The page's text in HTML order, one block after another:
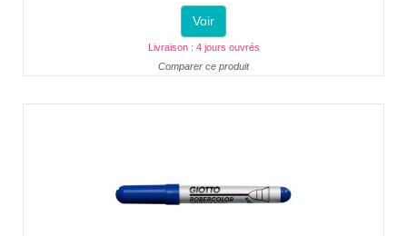
Voir
Livraison : 4 jours ouvrés
Comparer ce produit